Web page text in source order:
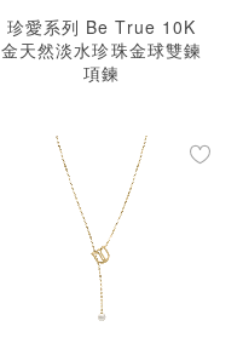
珍愛系列 Be True 10K
金天然淡水珍珠金球雙鍊
項鍊